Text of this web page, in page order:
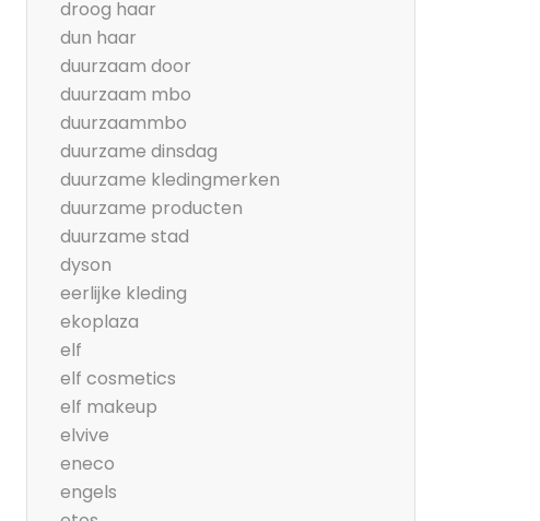
droog haar
dun haar
duurzaam door
duurzaam mbo
duurzaammbo
duurzame dinsdag
duurzame kledingmerken
duurzame producten
duurzame stad
dyson
eerlijke kleding
ekoplaza
elf
elf cosmetics
elf makeup
elvive
eneco
engels